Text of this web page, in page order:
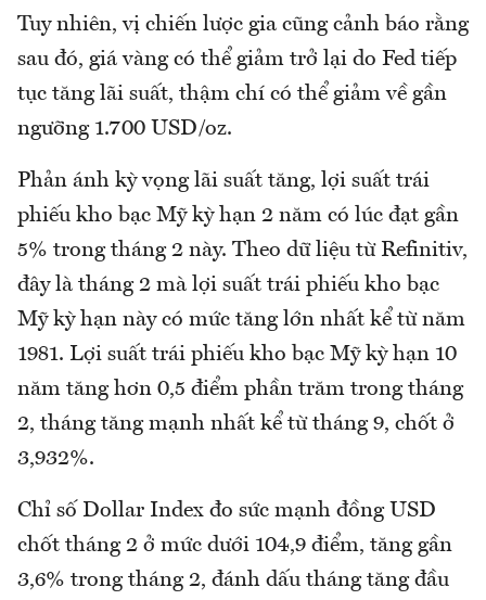
Tuy nhiên, vị chiến lược gia cũng cảnh báo rằng
sau đó, giá vàng có thể giảm trở lại do Fed tiếp
tục tăng lãi suất, thậm chí có thể giảm về gần
ngưỡng 1.700 USD/oz.
Phản ánh kỳ vọng lãi suất tăng, lợi suất trái
phiếu kho bạc Mỹ kỳ hạn 2 năm có lúc đạt gần
5% trong tháng 2 này. Theo dữ liệu từ Refinitiv,
đây là tháng 2 mà lợi suất trái phiếu kho bạc
Mỹ kỳ hạn này có mức tăng lớn nhất kể từ năm
1981. Lợi suất trái phiếu kho bạc Mỹ kỳ hạn 10
năm tăng hơn 0,5 điểm phần trăm trong tháng
2, tháng tăng mạnh nhất kể từ tháng 9, chốt ở
3,932%.
Chỉ số Dollar Index đo sức mạnh đồng USD
chốt tháng 2 ở mức dưới 104,9 điểm, tăng gần
3,6% trong tháng 2, đánh dấu tháng tăng đầu